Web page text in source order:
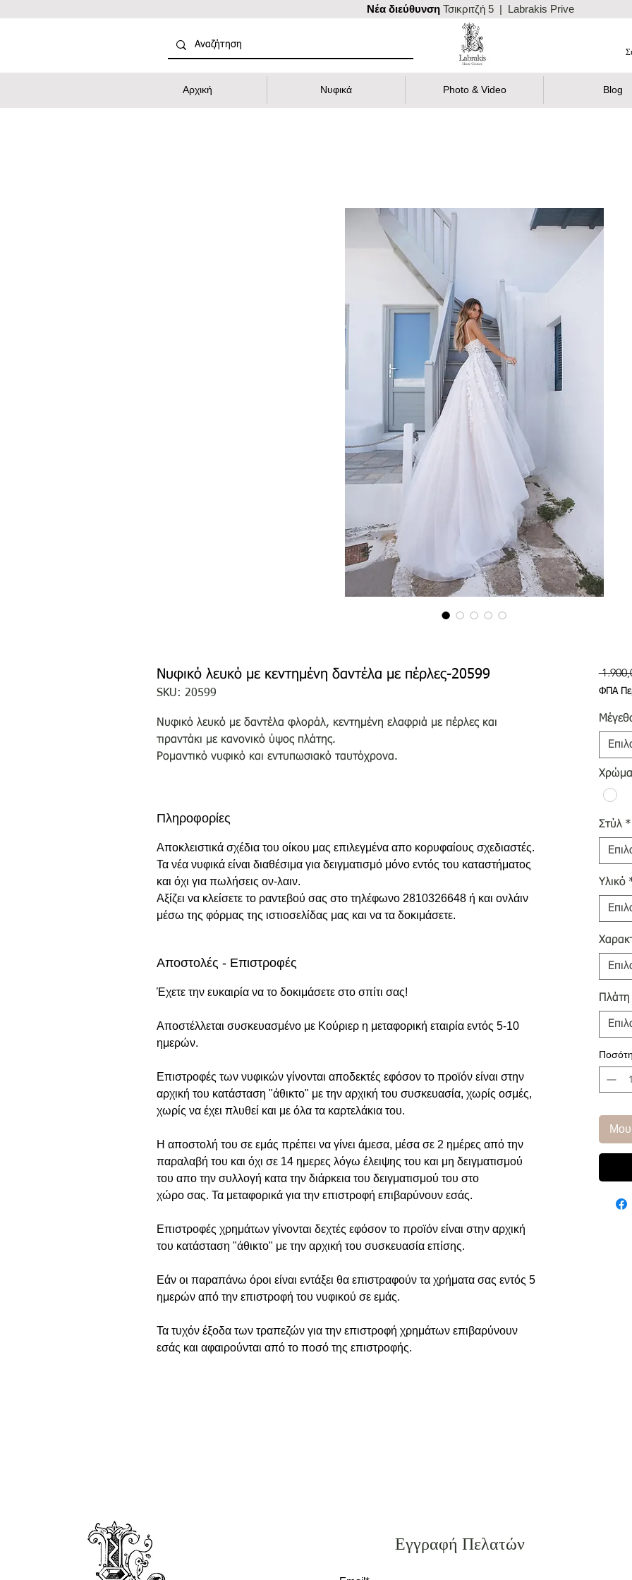
Nέα διεύθυνση Τσικριτζή 5 | Labrakis Prive
Αρχική Νυφικά Photo & Video Blog
Νυφικό λευκό με κεντημένη δαντέλα με πέρλες-20599
SKU: 20599
Νυφικό λευκό με δαντέλα φλοράλ, κεντημένη ελαφριά με πέρλες και
τιραντάκι με κανονικό ύψος πλάτης.
Ρομαντικό νυφικό και εντυπωσιακό ταυτόχρονα.
Πληροφορίες
Αποκλειστικά σχέδια του οίκου μας επιλεγμένα απο κορυφαίους σχεδιαστές.
Τα νέα νυφικά είναι διαθέσιμα για δειγματισμό μόνο εντός του καταστήματος
και όχι για πωλήσεις ον-λαιν.
Αξίζει να κλείσετε το ραντεβού σας στο τηλέφωνο 2810326648 ή και ονλάιν
μέσω της φόρμας της ιστιοσελίδας μας και να τα δοκιμάσετε.
Αποστολές - Επιστροφές
Έχετε την ευκαιρία να το δοκιμάσετε στο σπίτι σας!
Αποστέλλεται συσκευασμένο με Κούριερ η μεταφορική εταιρία εντός 5-10
ημερών.
Επιστροφές των νυφικών γίνονται αποδεκτές εφόσον το προϊόν είναι στην
αρχική του κατάσταση "άθικτο" με την αρχική του συσκευασία, χωρίς οσμές,
χωρίς να έχει πλυθεί και με όλα τα καρτελάκια του.
Η αποστολή του σε εμάς πρέπει να γίνει άμεσα, μέσα σε 2 ημέρες από την
παραλαβή του και όχι σε 14 ημερες λόγω έλειψης του και μη δειγματισμού
του απο την συλλογή κατα την διάρκεια του δειγματισμού του στο
χώρο σας. Τα μεταφορικά για την επιστροφή επιβαρύνουν εσάς.
Επιστροφές χρημάτων γίνονται δεχτές εφόσον το προϊόν είναι στην αρχική
του κατάσταση "άθικτο" με την αρχική του συσκευασία επίσης.
Εάν οι παραπάνω όροι είναι εντάξει θα επιστραφούν τα χρήματα σας εντός 5
ημερών από την επιστροφή του νυφικού σε εμάς.
Τα τυχόν έξοδα των τραπεζών για την επιστροφή χρημάτων επιβαρύνουν
εσάς και αφαιρούνται από το ποσό της επιστροφής.
ΦΠΑ
Χρώμα
Στύλ *
Υλικό
Πλάτη
Μου
Εγγραφή Πελατών